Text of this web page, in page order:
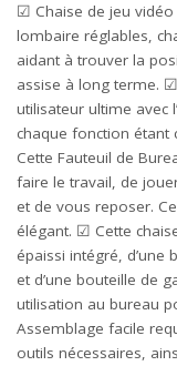
☑ Chaise de jeu
lombaire réglables,
aidant à trouver la
assise à long terme.
utilisateur ultime avec
chaque fonction
Cette Fauteuil de
faire le travail, de
et de vous reposer.
élégant. ☑ Cette
épaissi intégré,
et d’une bouteille de
utilisation au bureau
Assemblage facile
outils nécessaires,